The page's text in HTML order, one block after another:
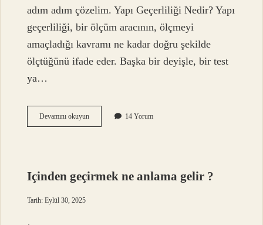
adım adım çözelim. Yapı Geçerliliği Nedir? Yapı
geçerliliği, bir ölçüm aracının, ölçmeyi
amaçladığı kavramı ne kadar doğru şekilde
ölçtüğünü ifade eder. Başka bir deyişle, bir test
ya…
Devamını okuyunYapı
geçerliliği
14 Yorum
Içinden geçirmek ne anlama gelir ?
Tarih: Eylül 30, 2025